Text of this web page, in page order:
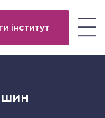
інститут